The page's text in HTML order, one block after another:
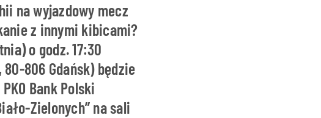
na wyjazdowy mecz
z innymi kibicami?
o godz. 17:30
806 Gdańsk) będzie
Bank Polski
Zielonych” na sali